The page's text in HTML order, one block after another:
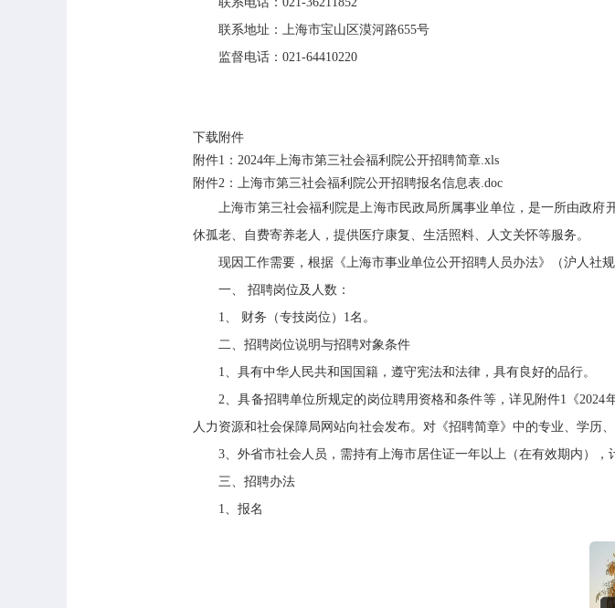
联系地址：上海市宝山区漠河路655号
监督电话：021-64410220
下载附件
附件1：2024年上海市第三社会福利院公开招聘简章.xls
附件2：上海市第三社会福利院公开招聘报名信息表.doc
上海市第三社会福利院是上海市民政局所属事业单位，是一所由政府
休孤老、自费寄养老人，提供医疗康复、生活照料、人文关怀等服务。
现因工作需要，根据《上海市事业单位公开招聘人员办法》（沪人社规
一、 招聘岗位及人数：
1、 财务（专技岗位）1名。
二、招聘岗位说明与招聘对象条件
1、具有中华人民共和国国籍，遵守宪法和法律，具有良好的品行。
2、具备招聘单位所规定的岗位聘用资格和条件等，详见附件1《2024
人力资源和社会保障局网站向社会发布。对《招聘简章》中的专业、学历
3、外省市社会人员，需持有上海市居住证一年以上（在有效期内），计
三、招聘办法
1、报名